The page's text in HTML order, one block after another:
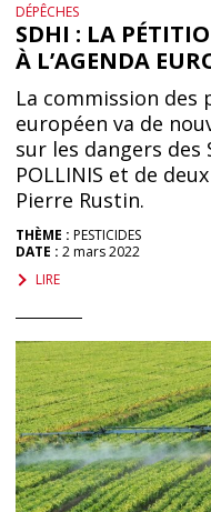
DÉPÊCHES
SDHI : LA
À L’AGENDA
La commission
européen va de
sur les dangers des
POLLINIS et de
Pierre Rustin.
THÈME : PESTICIDES
DATE : 2 mars 2022
LIRE